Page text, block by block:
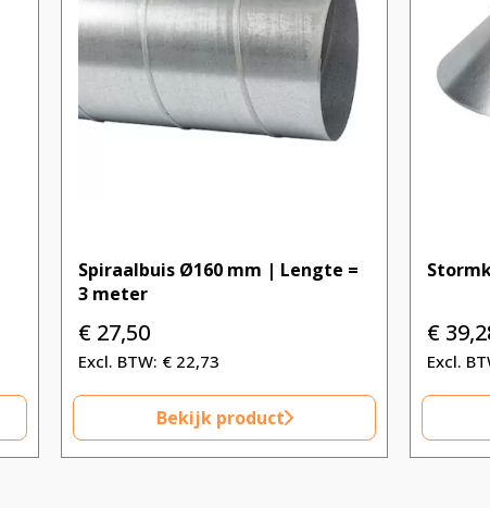
Spiraalbuis Ø160 mm | Lengte =
3 meter
€ 27,50
€ 22,73
Bekijk product
€